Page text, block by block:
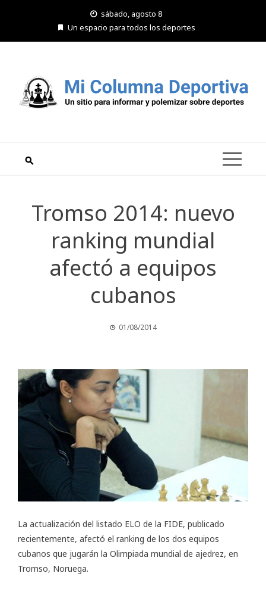
sábado, agosto 8
Un espacio para todos los deportes
Tromso 2014: nuevo
ranking mundial
afectó a equipos
cubanos
01/08/2014
La actualización del listado ELO de la FIDE, publicado
recientemente, afectó el ranking de los dos equipos
cubanos que jugarán la Olimpiada mundial de ajedrez, en
Tromso, Noruega.